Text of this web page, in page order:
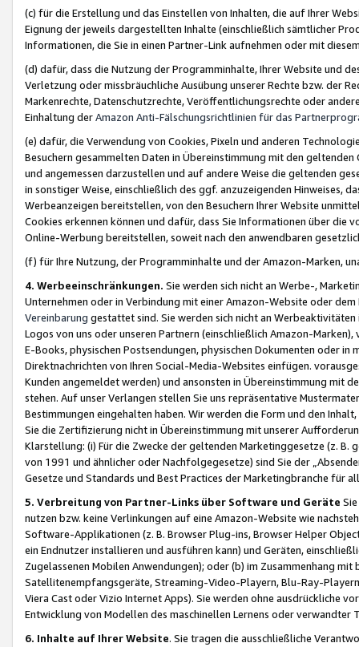
(c) für die Erstellung und das Einstellen von Inhalten, die auf Ihrer
Eignung der jeweils dargestellten Inhalte (einschließlich sämtlicher
Informationen, die Sie in einen Partner-Link aufnehmen oder mit
(d) dafür, dass die Nutzung der Programminhalte, Ihrer Website und
Verletzung oder missbräuchliche Ausübung unserer Rechte bzw. der
Markenrechte, Datenschutzrechte, Veröffentlichungsrechte oder
Einhaltung derAmazon Anti-Fälschungsrichtlinien für das
(e) dafür, die Verwendung von Cookies, Pixeln und anderen
Besuchern gesammelten Daten in Übereinstimmung mit den
und angemessen darzustellen und auf andere Weise die geltenden
in sonstiger Weise, einschließlich des ggf. anzuzeigenden Hinweises,
Werbeanzeigen bereitstellen, von den Besuchern Ihrer Website
Cookies erkennen können und dafür, dass Sie Informationen über die
Online-Werbung bereitstellen, soweit nach den anwendbaren
(f) für Ihre Nutzung, der Programminhalte und der Amazon-Marken,
4. Werbeeinschränkungen. Sie werden sich nicht an Werbe-,
Unternehmen oder in Verbindung mit einer Amazon-Website oder
Vereinbarung gestattet sind. Sie werden sich nicht an
Logos von uns oder unseren Partnern (einschließlich Amazon-
E-Books, physischen Postsendungen, physischen Dokumenten oder in
Direktnachrichten von Ihren Social-Media-Websites einfügen.
Kunden angemeldet werden) und ansonsten in Übereinstimmung mit
stehen. Auf unser Verlangen stellen Sie uns repräsentative
Bestimmungen eingehalten haben. Wir werden die Form und den
Sie die Zertifizierung nicht in Übereinstimmung mit unserer
Klarstellung: (i) Für die Zwecke der geltenden Marketinggesetze (z. B.
von 1991 und ähnlicher oder Nachfolgegesetze) sind Sie der
Gesetze und Standards und Best Practices der Marketingbranche für
5. Verbreitung von Partner-Links über Software und Geräte
nutzen bzw. keine Verlinkungen auf eine Amazon-Website wie
Software-Applikationen (z. B. Browser Plug-ins, Browser Helper
ein Endnutzer installieren und ausführen kann) und Geräten,
Zugelassenen Mobilen Anwendungen); oder (b) im Zusammenhang
Satellitenempfangsgeräte, Streaming-Video-Playern, Blu-Ray-
Viera Cast oder Vizio Internet Apps). Sie werden ohne ausdrückliche
Entwicklung von Modellen des maschinellen Lernens oder
6. Inhalte auf Ihrer Website. Sie tragen die ausschließliche